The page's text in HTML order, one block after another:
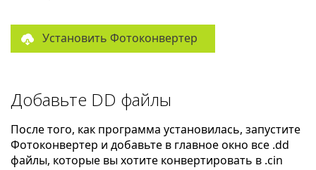
Установить Фотоконвертер
Добавьте DD файлы
После того, как программа установилась, запустите
Фотоконвертер и добавьте в главное окно все .dd
файлы, которые вы хотите конвертировать в .cin